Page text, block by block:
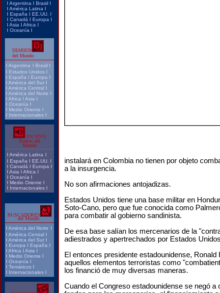
I Argentina I Brasil I
I América Latina I
I España I EE.UU.
I
I Canadá I Europa I
I Asia I Africa I
I Oceanía I
DIARIOS
del Mundo
I Argentina I Brasil I
I Estados Unidos I
I España I Europa I
I América del Sur I
I América Central I
I América del Norte I
I Africa I Asia I
I Oceanía I
I Medio Oriente I
I Internacionales I
EN VIVO
Radios del
Mundo
I América Latina I
I España I EE.UU.
I
I Canadá I Europa I
I Asia I Africa I
I Oceanía I
I Medio Oriente I
I Internacionales I
BUSCADORES
del Mundo
I América del Norte I
I América Central I
I América del Sur I
I Europa I España I
I Africa I Asia I
I Medio Oriente I
I Oceanía I
I Temáticos I
I Internacionales I
instalará en Colombia no tienen por objeto
a la insurgencia.
No son afirmaciones antojadizas.
Estados Unidos tiene una base militar en
Soto-Cano, pero que fue conocida como
para combatir al gobierno sandinista.
De esa base salían los mercenarios de la
adiestrados y apertrechados por Estados
El entonces presidente estadounidense, Ronald
aquellos elementos terroristas como
los financió de muy diversas maneras.
Cuando el Congreso estadounidense se negó a